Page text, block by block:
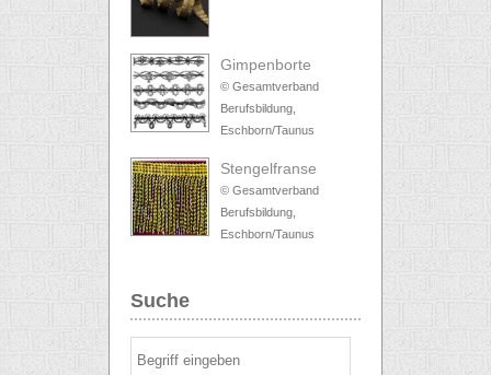
Gimpenborte
© Gesamtverband
Berufsbildung,
Eschborn/Taunus
Stengelfranse
© Gesamtverband
Berufsbildung,
Eschborn/Taunus
Suche